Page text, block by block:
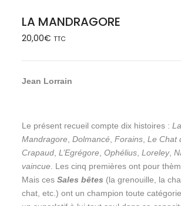
LA MANDRAGORE
20,00€ TTC
Jean Lorrain
Le présent recueil compte dix histoires :La
Mandragore ,Dolmancé ,Forains ,Le Chat
Crapaud ,L’Egrégore ,Ophélius ,Loreley,
vaincue . Les cinq premières ont pour
Mais ces Sales bêtes (la grenouille, la
chat, etc.) ont un champion toute